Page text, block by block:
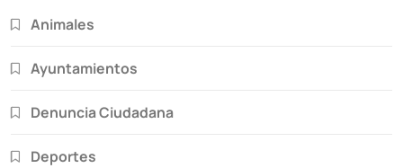
Animales
Ayuntamientos
Denuncia Ciudadana
Deportes